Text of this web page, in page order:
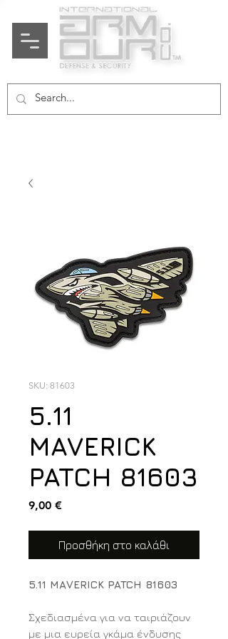
SKU: 81603
5.11
MAVERICK
PATCH 81603
9,00 €Τιμή
Προσθήκη στο καλάθι
5.11 MAVERICK PATCH 81603
Σχεδιασμένα για να ταιριάζουν
με μια ευρεία γκάμα ένδυσης